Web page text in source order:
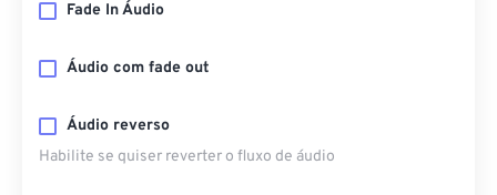
Fade In Áudio
Áudio com fade out
Áudio reverso
Habilite se quiser reverter o fluxo de áudio